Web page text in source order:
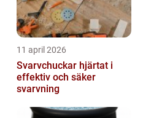
11 april 2026
Svarvchuckar hjärtat i
effektiv och säker
svarvning